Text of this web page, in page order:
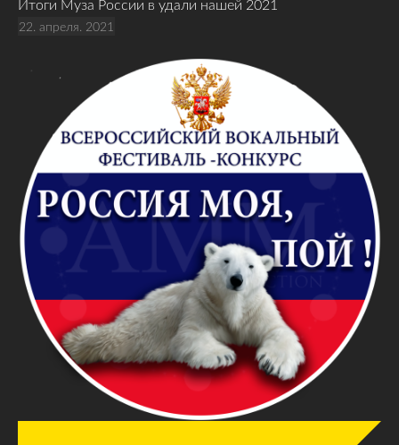
Итоги Муза России в удали нашей 2021
22. апреля. 2021